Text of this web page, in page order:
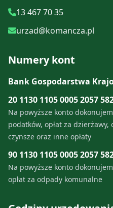
13 467 70 35
urzad@komancza.pl
Numery kont
Bank Gospodarstwa
20 1130 1105 0005 2057
Na powyższe konto
podatków, opłat za
czynsze oraz inne opłaty
90 1130 1105 0005 2057
Na powyższe konto
opłat za odpady komunalne